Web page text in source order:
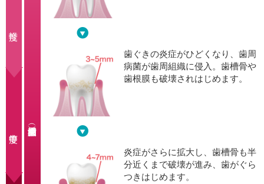
歯ぐきの炎症がひどくなり、歯周
病菌が歯周組織に侵入。歯槽骨や
歯根膜も破壊されはじめます。
炎症がさらに拡大し、歯槽骨も半
分近くまで破壊が進み、歯がぐら
つきはじめます。